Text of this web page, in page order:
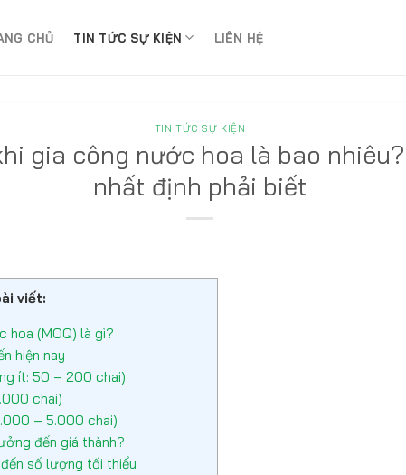
CHỦ TIN TỨC SỰ KIỆN LIÊN HỆ
TIN TỨC SỰ KIỆN
gia công nước hoa là bao
nhất định phải biết
viết:
hoa (MOQ) là gì?
hiện nay
ít: 50 – 200 chai)
chai)
– 5.000 chai)
đến giá thành?
số lượng tối thiểu